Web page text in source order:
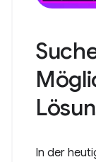
In der